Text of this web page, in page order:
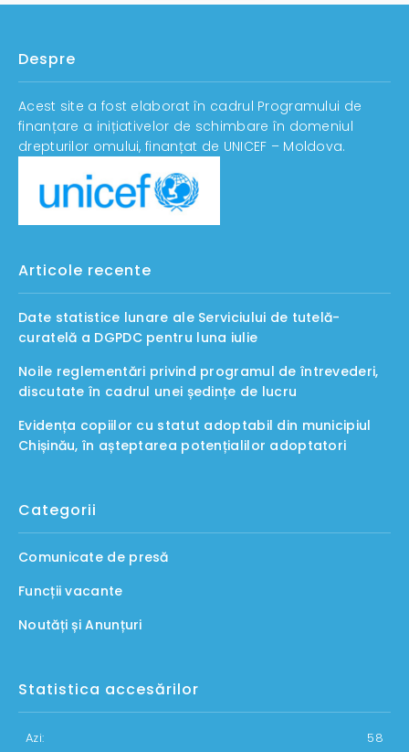
Despre
Acest site a fost elaborat în cadrul Programului de
finanțare a inițiativelor de schimbare în domeniul
drepturilor omului, finanțat de UNICEF – Moldova.
Articole recente
Date statistice lunare ale Serviciului de tutelă-
curatelă a DGPDC pentru luna iulie
Noile reglementări privind programul de întrevederi,
discutate în cadrul unei ședințe de lucru
Evidența copiilor cu statut adoptabil din municipiul
Chișinău, în așteptarea potențialilor adoptatori
Categorii
Comunicate de presă
Funcții vacante
Noutăți și Anunțuri
Statistica accesărilor
Azi: 58